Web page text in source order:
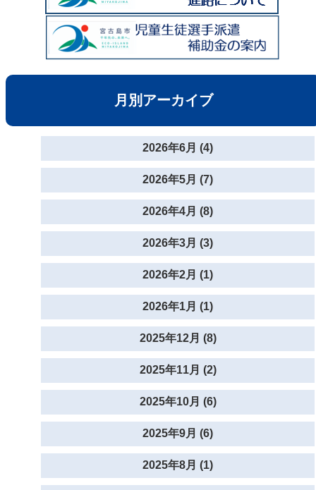
月別アーカイブ
2026年6月 (4)
2026年5月 (7)
2026年4月 (8)
2026年3月 (3)
2026年2月 (1)
2026年1月 (1)
2025年12月 (8)
2025年11月 (2)
2025年10月 (6)
2025年9月 (6)
2025年8月 (1)